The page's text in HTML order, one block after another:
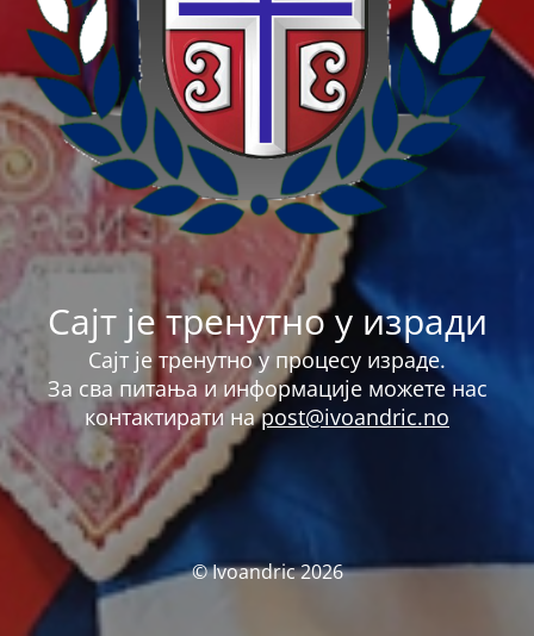
Сајт је тренутно у изради
Сајт је тренутно у процесу израде.
За сва питања и информације можете нас
контактирати наpost@ivoandric.no
© Ivoandric 2026